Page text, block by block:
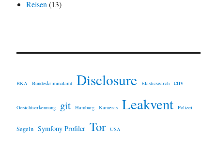
Reisen (13)
BKA Bundeskriminalamt Disclosure Elasticsearch env
Gesichtserkennung git Hamburg Kameras Leakvent Polizei
Segeln Symfony Profiler Tor USA